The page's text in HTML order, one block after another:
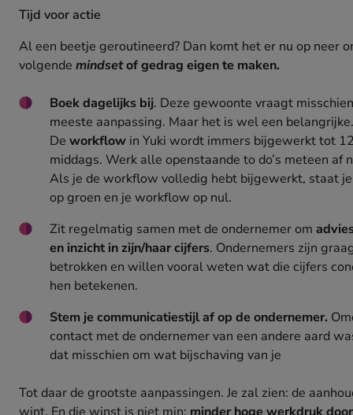
Tijd voor actie
Al een beetje geroutineerd? Dan komt het er nu op neer
volgende mindsetof gedrag eigen te maken.
Boek dagelijks bij. Deze gewoonte vraagt
meeste aanpassing. Maar het is wel een
Deworkflow in Yuki wordt immers bijgewerkt tot
middags. Werk alle openstaande to do’s meteen af
Als je de workflow volledig hebt bijgewerkt, staat
op groen en je workflow op nul.
Zit regelmatig samen met de ondernemer om
en inzicht in zijn/haar cijfers. Ondernemers zijn
betrokken en willen vooral weten wat die cijfers
hen betekenen.
Stem je communicatiestijl af op de ondernemer.
contact met de ondernemer van een andere aard
dat misschien om wat bijschaving van je
Tot daar de grootste aanpassingen. Je zal zien: de